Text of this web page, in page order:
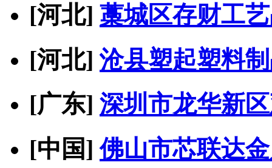
[河北] 藁城区存财工
[河北] 沧县塑起塑料
[广东] 深圳市龙华新
[中国] 佛山市芯联达